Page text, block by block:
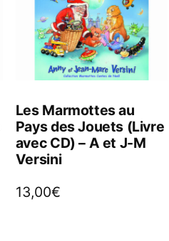
Les Marmottes au
Pays des Jouets (Livre
avec CD) – A et J-M
Versini
13,00€